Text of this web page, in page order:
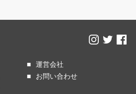
運営会社
お問い合わせ